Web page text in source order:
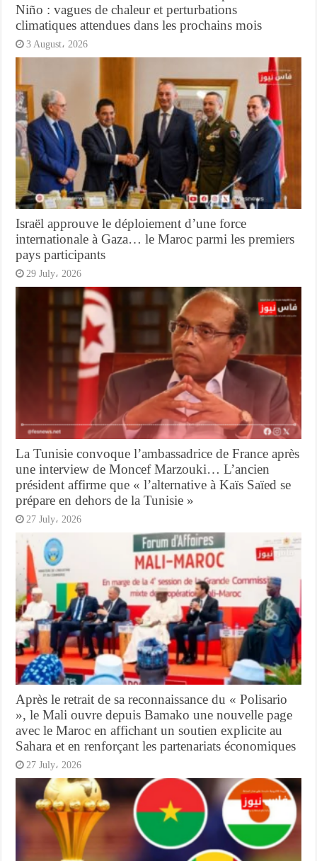
Niño : vagues de chaleur et perturbations
climatiques attendues dans les prochains mois
3 August، 2026
Israël approuve le déploiement d’une force
internationale à Gaza… le Maroc parmi les premiers
pays participants
29 July، 2026
La Tunisie convoque l’ambassadrice de France après
une interview de Moncef Marzouki… L’ancien
président affirme que « l’alternative à Kaïs Saïed se
prépare en dehors de la Tunisie »
27 July، 2026
Après le retrait de sa reconnaissance du « Polisario
», le Mali ouvre depuis Bamako une nouvelle page
avec le Maroc en affichant un soutien explicite au
Sahara et en renforçant les partenariats économiques
27 July، 2026